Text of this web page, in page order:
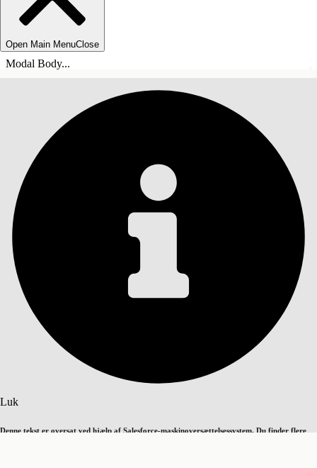
Open Main MenuClose
Modal Body...
Luk
Denne tekst er oversat ved hjælp af Salesforce-maskinoversættelsessystem. Du finder flere
INDHOLD